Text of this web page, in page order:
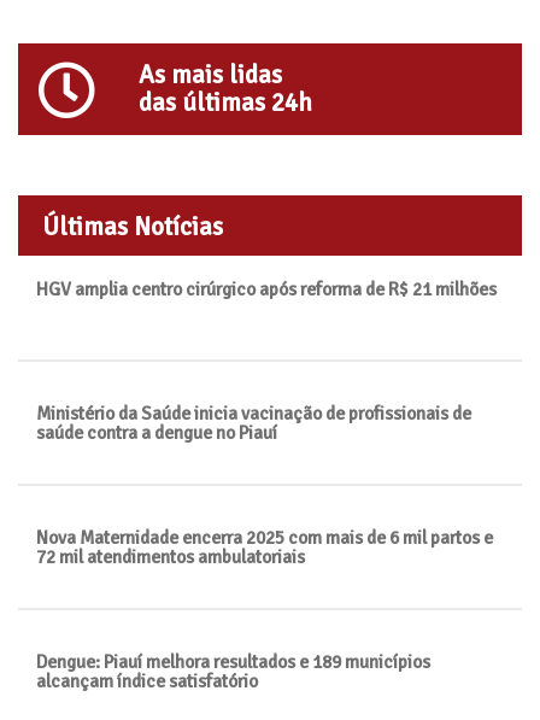
As mais lidas
das últimas 24h
Últimas Notícias
HGV amplia centro cirúrgico após reforma de R$ 21 milhões
Ministério da Saúde inicia vacinação de profissionais de
saúde contra a dengue no Piauí
Nova Maternidade encerra 2025 com mais de 6 mil partos e
72 mil atendimentos ambulatoriais
Dengue: Piauí melhora resultados e 189 municípios
alcançam índice satisfatório